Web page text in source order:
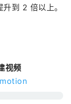
到 2 倍以上。
视频